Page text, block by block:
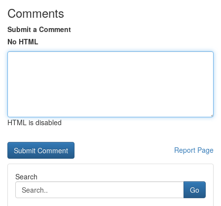
Comments
Submit a Comment
No HTML
HTML is disabled
Report Page
Search
Go